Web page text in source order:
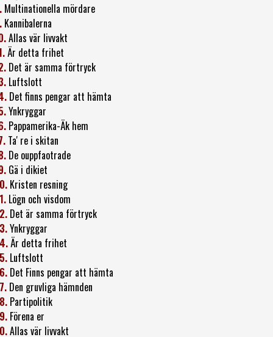
Multinationella mördare
Kannibalerna
Allas vär livvakt
Är detta frihet
Det är samma förtryck
Luftslott
Det finns pengar att hämta
Ynkryggar
Pappamerika-Äk hem
Ta' re i skitan
De ouppfaotrade
Gä i dikiet
Kristen resning
Lögn och visdom
Det är samma förtryck
Ynkryggar
Är detta frihet
Luftslott
Det Finns pengar att hämta
Den gruvliga hämnden
Partipolitik
Förena er
Allas vär livvakt